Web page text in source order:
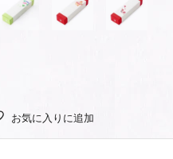
お気に入りに追加